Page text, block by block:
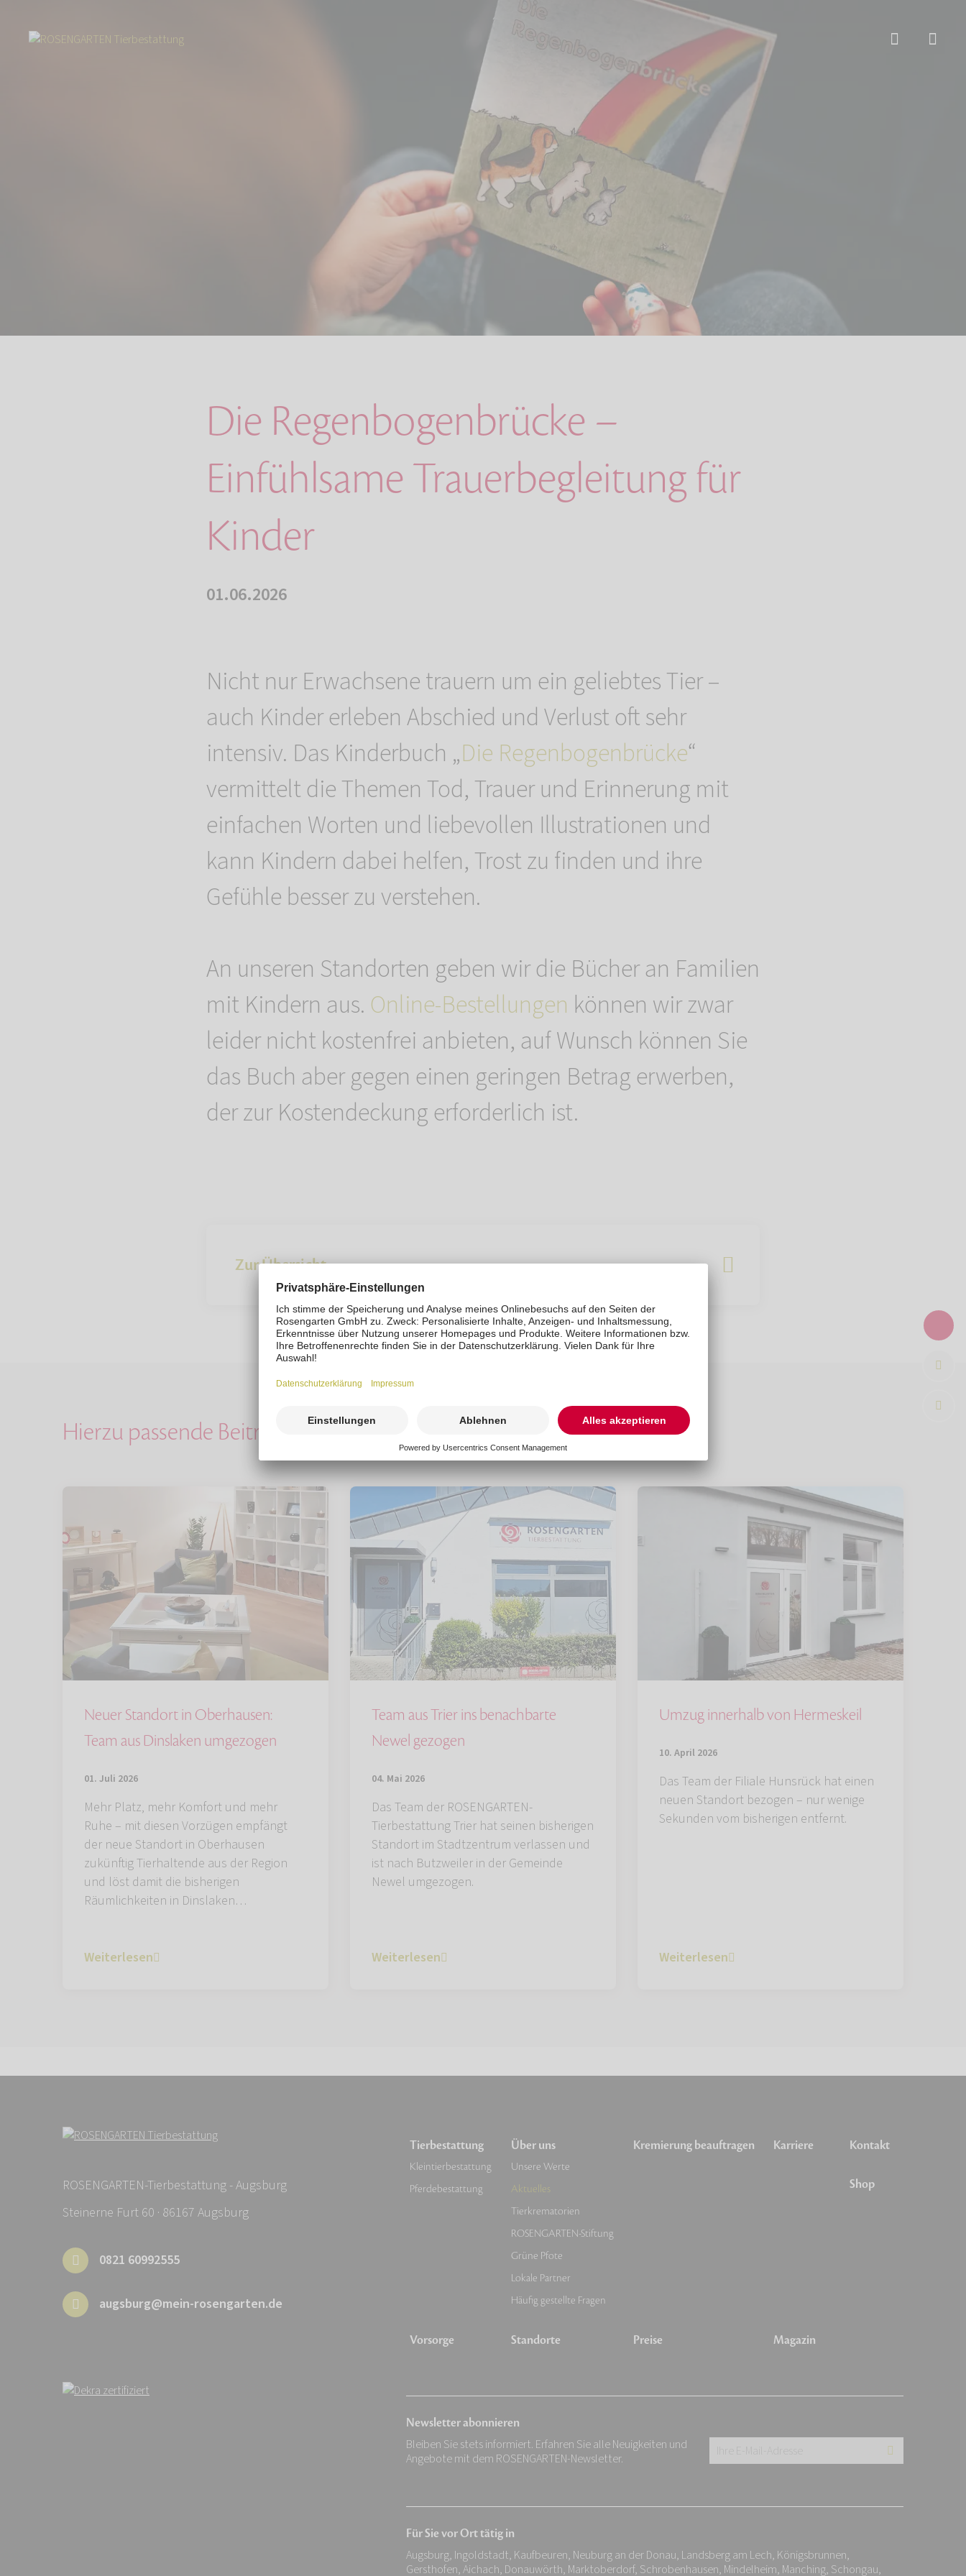
Die Regenbogenbrücke –
Einfühlsame Trauerbegleitung für
Kinder
01.06.2026
Nicht nur Erwachsene trauern um ein geliebtes Tier –
auch Kinder erleben Abschied und Verlust oft sehr
intensiv. Das Kinderbuch „Die Regenbogenbrücke“
vermittelt die Themen Tod, Trauer und Erinnerung mit
einfachen Worten und liebevollen Illustrationen und
kann Kindern dabei helfen, Trost zu finden und ihre
Gefühle besser zu verstehen.
An unseren Standorten geben wir die Bücher an Familien
mit Kindern aus. Online-Bestellungen können wir zwar
leider nicht kostenfrei anbieten, auf Wunsch können Sie
das Buch aber gegen einen geringen Betrag erwerben,
der zur Kostendeckung erforderlich ist.
Zur Übersicht
Hierzu passende Beiträge
Neuer Standort in Oberhausen:
Team aus Dinslaken umgezogen
01. Juli 2026
Mehr Platz, mehr Komfort und mehr
Ruhe – mit diesen Vorzügen empfängt
der neue Standort in Oberhausen
zukünftig Tierhaltende aus der Region
und löst damit die bisherigen
Räumlichkeiten in Dinslaken…
Weiterlesen
Team aus Trier ins benachbarte
Newel gezogen
04. Mai 2026
Das Team der ROSENGARTEN-
Tierbestattung Trier hat seinen bisherigen
Standort im Stadtzentrum verlassen und
ist nach Butzweiler in der Gemeinde
Newel umgezogen.
Weiterlesen
Umzug innerhalb von Hermeskeil
10. April 2026
Das Team der Filiale Hunsrück hat einen
neuen Standort bezogen – nur wenige
Sekunden vom bisherigen entfernt.
Weiterlesen
ROSENGARTEN-Tierbestattung - Augsburg
Steinerne Furt 60 · 86167 Augsburg
0821 60992555
augsburg@mein-rosengarten.de
Tierbestattung
Kleintierbestattung
Pferdebestattung
Vorsorge
Über uns
Unsere Werte
Aktuelles
Tierkrematorien
ROSENGARTEN-Stiftung
Grüne Pfote
Lokale Partner
Häufig gestellte Fragen
Standorte
Kremierung beauftragen
Preise
Karriere
Magazin
Kontakt
Shop
Newsletter abonnieren
Bleiben Sie stets informiert. Erfahren Sie alle Neuigkeiten und
Angebote mit dem ROSENGARTEN-Newsletter.
E-
Für Sie vor Ort tätig in
Augsburg, Ingoldstadt, Kaufbeuren, Neuburg an der Donau, Landsberg am Lech, Königsbrunnen,
Gersthofen, Aichach, Donauwörth, Marktoberdorf, Schrobenhausen, Mindelheim, Manching, Schongau,